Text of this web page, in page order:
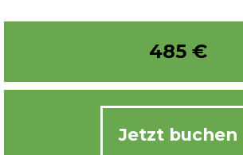
485€
Jetzt buchen